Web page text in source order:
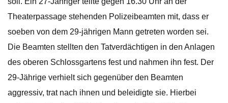
Theaterpassage stehenden Polizeibeamten mit, dass er
soeben von dem 29-jährigen Mann getreten worden sei.
Die Beamten stellten den Tatverdächtigen in den Anlagen
des oberen Schlossgartens fest und nahmen ihn fest. Der
29-Jährige verhielt sich gegenüber den Beamten
aggressiv, trat nach ihnen und beleidigte sie. Hierbei